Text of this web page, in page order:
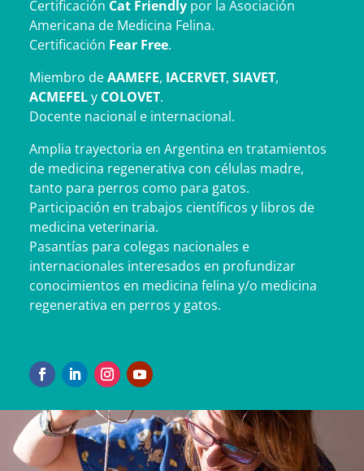
Certificación Cat Friendlypor la Asociación
Americana de Medicina Felina.
Certificación Fear Free.
Miembro deAAMEFE, IACERVET, SIAVET,
ACMEFELyCOLOVET.
Docente nacional e internacional.
Amplia trayectoria en Argentina en tratamientos
de medicina regenerativa con células madre,
tanto para perros como para gatos.
Participación en trabajos científicos y libros de
medicina veterinaria.
Pasantías para colegas nacionales e
internacionales interesados en profundizar
conocimientos en medicina felina y/o medicina
regenerativa en perros y gatos.